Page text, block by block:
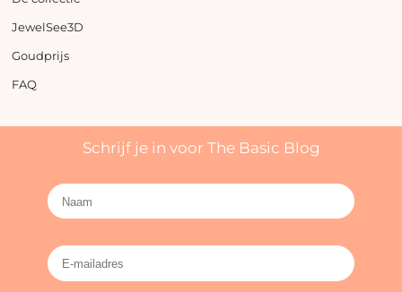
JewelSee3D
Goudprijs
FAQ
Schrijf je in voor The Basic Blog